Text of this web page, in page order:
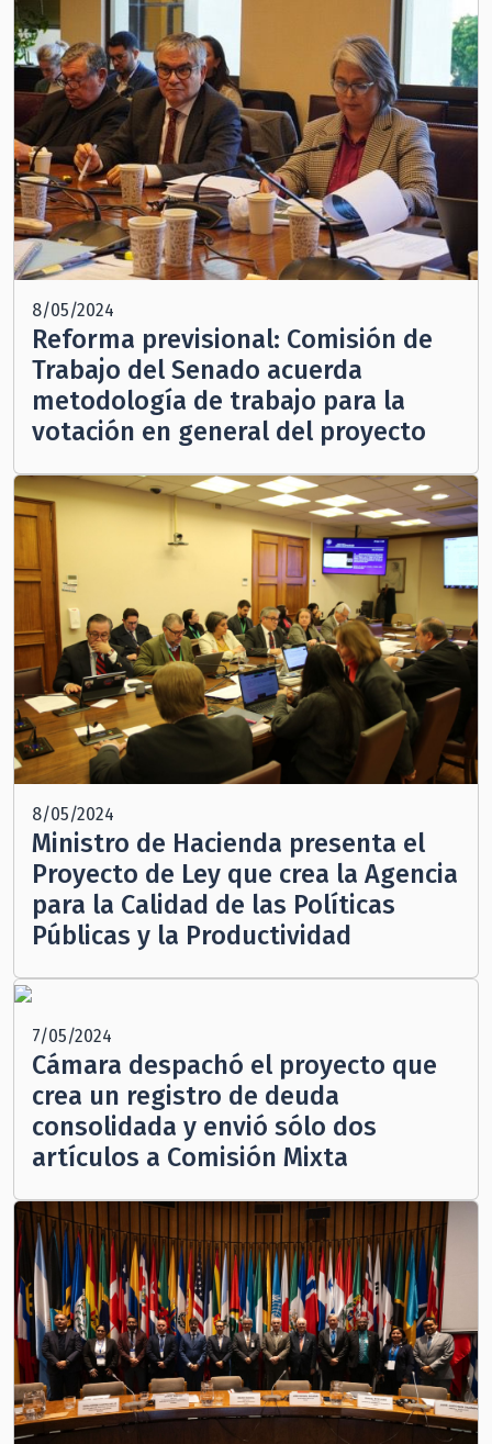
8/05/2024
Reforma previsional: Comisión de
Trabajo del Senado acuerda
metodología de trabajo para la
votación en general del proyecto
8/05/2024
Ministro de Hacienda presenta el
Proyecto de Ley que crea la Agencia
para la Calidad de las Políticas
Públicas y la Productividad
7/05/2024
Cámara despachó el proyecto que
crea un registro de deuda
consolidada y envió sólo dos
artículos a Comisión Mixta